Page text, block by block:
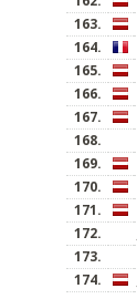
163.
164.
165.
166.
167.
168.
169.
170.
171.
172.
173.
174.